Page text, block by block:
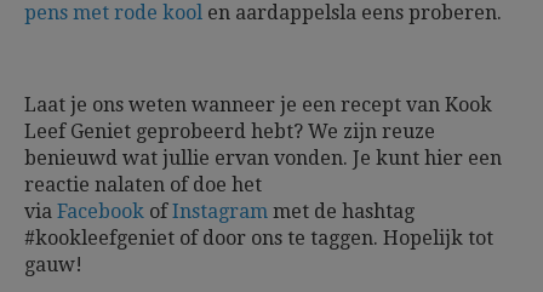
pens met rode kool en aardappelsla eens proberen.
Laat je ons weten wanneer je een recept van Kook
Leef Geniet geprobeerd hebt? We zijn reuze
benieuwd wat jullie ervan vonden. Je kunt hier een
reactie nalaten of doe het
via Facebook ofInstagram met de hashtag
#kookleefgeniet of door ons te taggen. Hopelijk tot
gauw!